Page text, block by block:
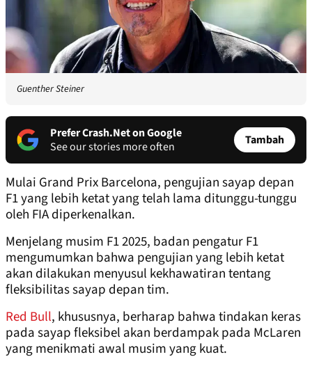
Guenther Steiner
Prefer Crash.Net on Google
See our stories more often
Tambah
Mulai Grand Prix Barcelona, ​​pengujian sayap depan
F1 yang lebih ketat yang telah lama ditunggu-tunggu
oleh FIA diperkenalkan.
Menjelang musim F1 2025, badan pengatur F1
mengumumkan bahwa pengujian yang lebih ketat
akan dilakukan menyusul kekhawatiran tentang
fleksibilitas sayap depan tim.
Red Bull, khususnya, berharap bahwa tindakan keras
pada sayap fleksibel akan berdampak pada McLaren
yang menikmati awal musim yang kuat.